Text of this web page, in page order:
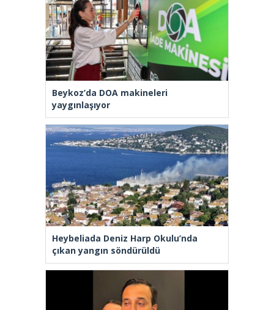
Beykoz’da DOA makineleri
yaygınlaşıyor
Heybeliada Deniz Harp Okulu’nda
çıkan yangın söndürüldü